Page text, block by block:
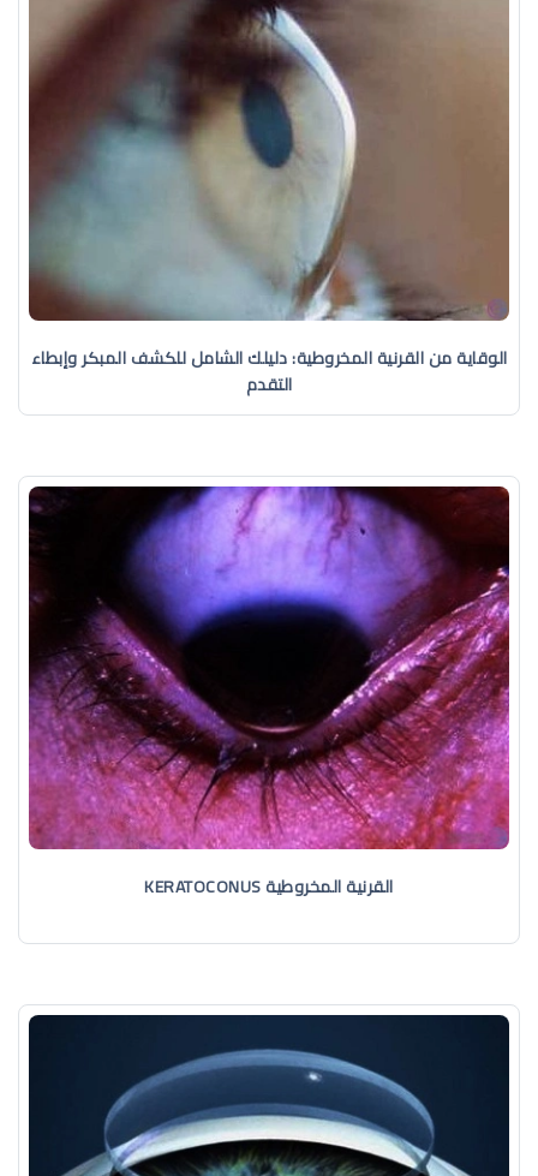
الوقاية من القرنية المخروطية: دليلك الشامل للكشف المبكر وإبطاء
التقدم
القرنية المخروطية KERATOCONUS